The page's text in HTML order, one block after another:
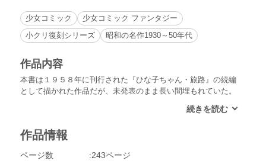
少女コミック
少女コミック ファンタジー
小クリ復刻シリーズ
昭和の名作1930～50年代
作品内容
本書は１９５８年に刊行された『ひな子ちゃん・旅路』の続編
として描かれた作品だが、未発表のまま長い間埋もれていた。
の存在を知り、本書の刊行に至った。昭和30年代の貧しくても
子書籍版に『「ひな子ちゃん・曲馬団物語」読本』（巻末解
作品情報
ページ数
243ページ